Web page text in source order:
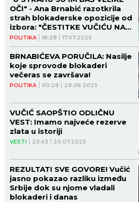
POLITIKA 18:28 17.07.2025
OČI" - Ana Brnabić razotkrila
strah blokaderske opozicije od
izbora: "ČESTITKE VUČIĆU NA
APSOLUTNOJ DOMINACIJI!
KOSMIČKA PRAVDA!"
POLITIKA 00:29 29.06.2025
BRNABIĆEVA PORUČILA: Nasilje
koje sprovode blokaderi
večeras se završava!
VESTI 23:43 20.07.2025
VUČIĆ SAOPŠTIO ODLIČNU
VEST: Imamo najveće rezerve
zlata u istoriji
REZULTATI SVE GOVORE! Vučić
jasno pokazao razliku između
Srbije dok su njome vladali
blokaderi i danas